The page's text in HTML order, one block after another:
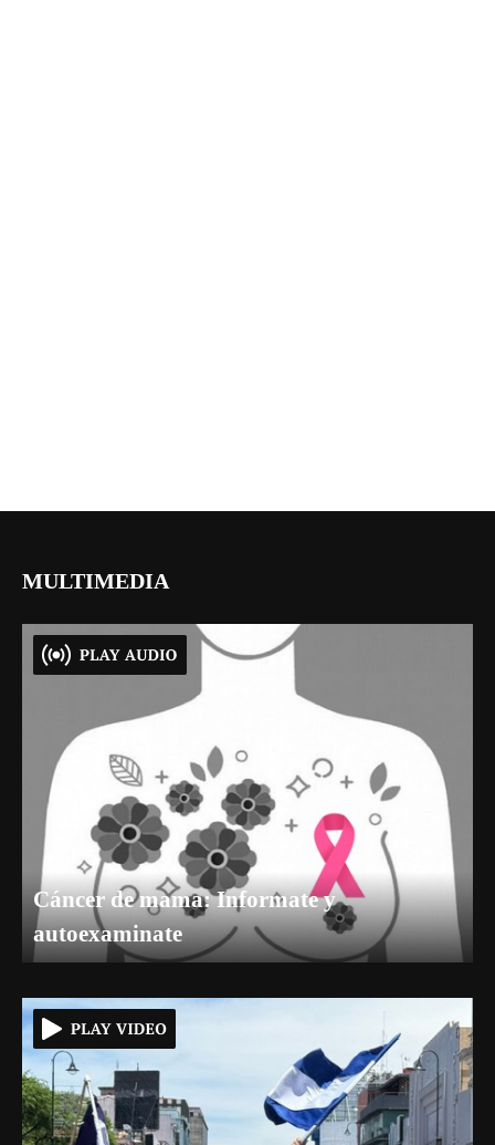
MULTIMEDIA
Cáncer de mama: Informate y
autoexaminate